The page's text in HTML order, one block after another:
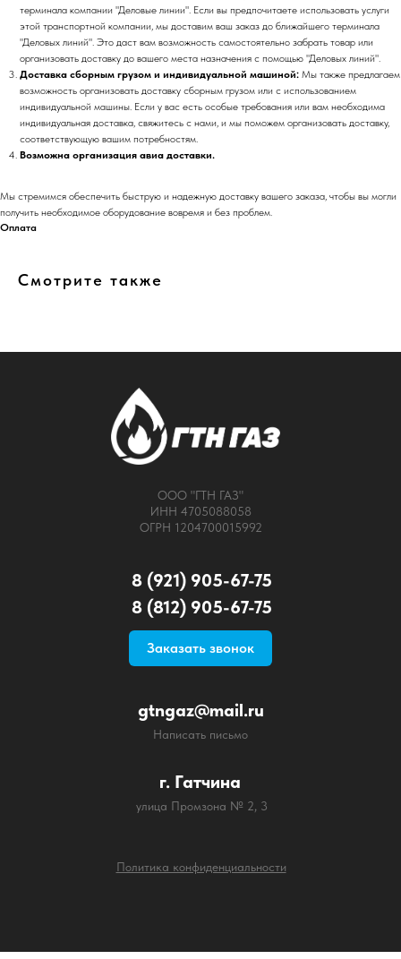
терминала компании "Деловые линии". Если вы предпочитаете использовать услуги
этой транспортной компании, мы доставим ваш заказ до ближайшего терминала
"Деловых линий". Это даст вам возможность самостоятельно забрать товар или
организовать доставку до вашего места назначения с помощью "Деловых линий".
Доставка сборным грузом и индивидуальной машиной: Мы также предлагаем
возможность организовать доставку сборным грузом или с использованием
индивидуальной машины. Если у вас есть особые требования или вам необходима
индивидуальная доставка, свяжитесь с нами, и мы поможем организовать доставку,
соответствующую вашим потребностям.
Возможна организация авиа доставки.
Мы стремимся обеспечить быструю и надежную доставку вашего заказа, чтобы вы могли
получить необходимое оборудование вовремя и без проблем.
Оплата
Смотрите также
Заказать звонок
8 (812) 905-67-75
улица Промзона № 2, 3
gtngaz@mail.ru
г. Гатчина
Написать письмо
ООО "ГТН ГАЗ"
ИНН 4705088058
ОГРН 1204700015992
8 (921) 905-67-75
Политика конфиденциальности